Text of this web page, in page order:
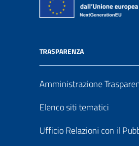
TRASPARENZA
Amministrazione
Elenco siti tematici
Ufficio Relazioni con il